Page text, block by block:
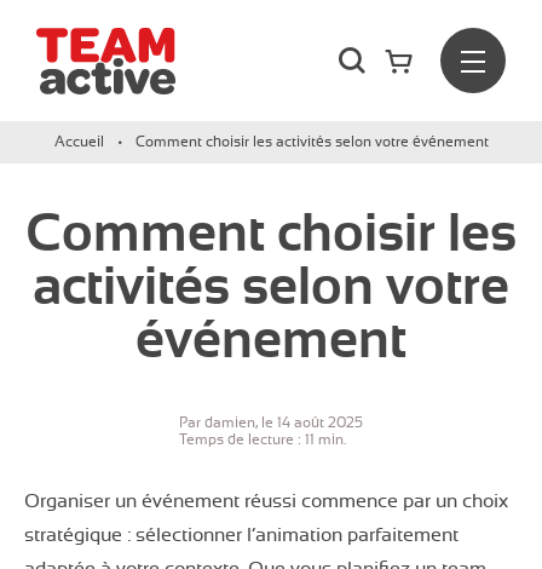
Rechercher
Menu
Accueil Comment choisir les activités selon votre événement
Comment choisir les
activités selon votre
événement
Par damien, le 14 août 2025
Temps de lecture : 11 min.
Organiser un événement réussi commence par un choix
stratégique : sélectionner l’animation parfaitement